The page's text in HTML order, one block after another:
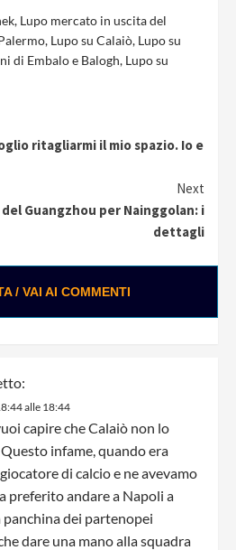
, Lupo mercato in uscita del
, Lupo su Calaiò, Lupo su
di Embalo e Balogh, Lupo su
ritagliarmi il mio spazio. Io e
Next
Guangzhou per Nainggolan: i
dettagli
/ VAI AI COMMENTI
alle 18:44
capire che Calaiò non lo
infame, quando era
di calcio e ne avevamo
preferito andare a Napoli a
panchina dei partenopei
dare una mano alla squadra